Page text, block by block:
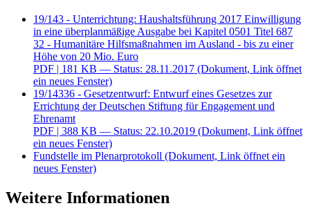
19/143 - Unterrichtung: Haushaltsführung 2017 Einwilligung
in eine überplanmäßige Ausgabe bei Kapitel 0501 Titel 687
32 - Humanitäre Hilfsmaßnahmen im Ausland - bis zu einer
Höhe von 20 Mio. Euro
PDF | 181 KB — Status: 28.11.2017 (Dokument, Link öffnet
ein neues Fenster)
19/14336 - Gesetzentwurf: Entwurf eines Gesetzes zur
Errichtung der Deutschen Stiftung für Engagement und
Ehrenamt
PDF | 388 KB — Status: 22.10.2019 (Dokument, Link öffnet
ein neues Fenster)
Fundstelle im Plenarprotokoll (Dokument, Link öffnet ein
neues Fenster)
Weitere Informationen